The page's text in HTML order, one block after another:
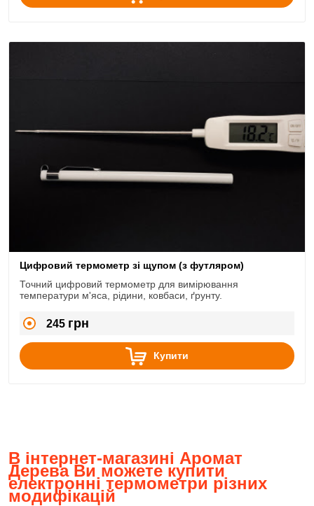
Цифровий термометр зі щупом (з футляром)
Точний цифровий термометр для вимірювання
температури м'яса, рідини, ковбаси, ґрунту.
245 грн
Купити
В інтернет-магазині Аромат
Дерева Ви можете купити
електронні термометри різних
модифікацій